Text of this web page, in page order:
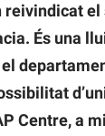
reivindicat
És una
Centre, a